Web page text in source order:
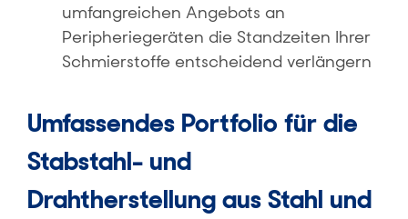
umfangreichen Angebots an
Peripheriegeräten die Standzeiten Ihrer
Schmierstoffe entscheidend verlängern
Umfassendes Portfolio für die
Stabstahl- und
Drahtherstellung aus Stahl und